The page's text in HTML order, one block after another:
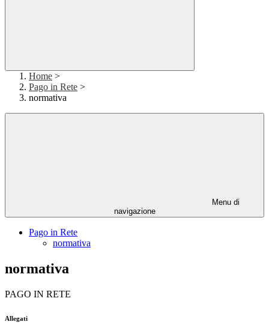
Home >
Pago in Rete >
normativa
Menu di
navigazione
Pago in Rete
normativa
normativa
PAGO IN RETE
Allegati